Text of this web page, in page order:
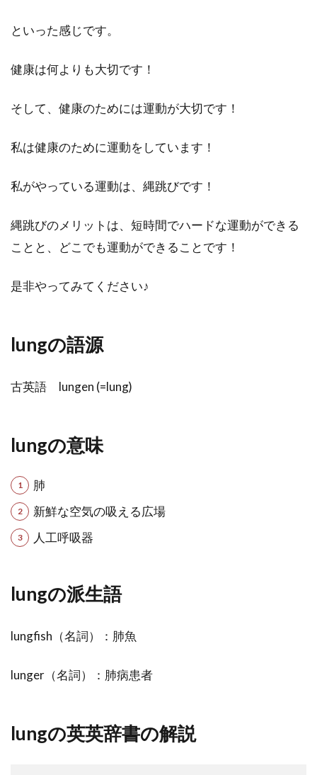
といった感じです。
健康は何よりも大切です！
そして、健康のためには運動が大切です！
私は健康のために運動をしています！
私がやっている運動は、縄跳びです！
縄跳びのメリットは、短時間でハードな運動ができる
ことと、どこでも運動ができることです！
是非やってみてください♪
lungの語源
古英語 lungen (=lung)
lungの意味
肺
新鮮な空気の吸える広場
人工呼吸器
lungの派生語
lungfish（名詞）：肺魚
lunger（名詞）：肺病患者
lungの英英辞書の解説